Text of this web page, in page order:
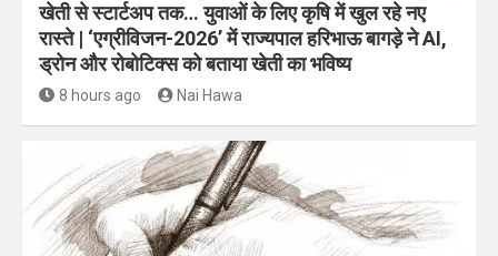
खेती से स्टार्टअप तक… युवाओं के लिए कृषि में खुल रहे नए
रास्ते | ‘एग्रीविजन-2026’ में राज्यपाल हरिभाऊ बागड़े ने AI,
ड्रोन और रोबोटिक्स को बताया खेती का भविष्य
8 hours ago Nai Hawa